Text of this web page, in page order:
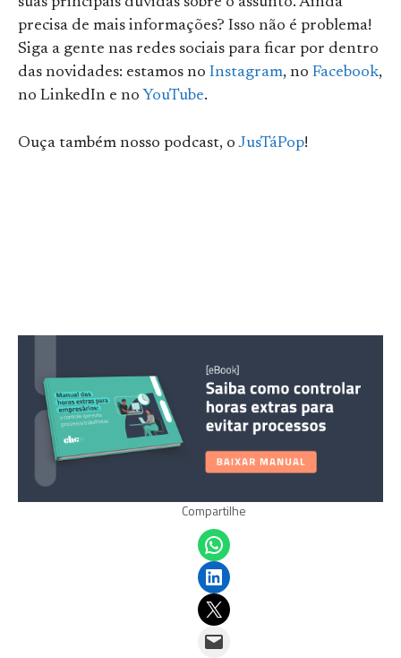
precisa de mais informações? Isso não é problema!
Siga a gente nas redes sociais para ficar por dentro
das novidades: estamos no Instagram, no Facebook,
no LinkedIn e no YouTube.
Ouça também nosso podcast, o JusTáPop!
Compartilhe
Share on WhatsApp
Share on LinkedIn
Email this Page
Email this Page